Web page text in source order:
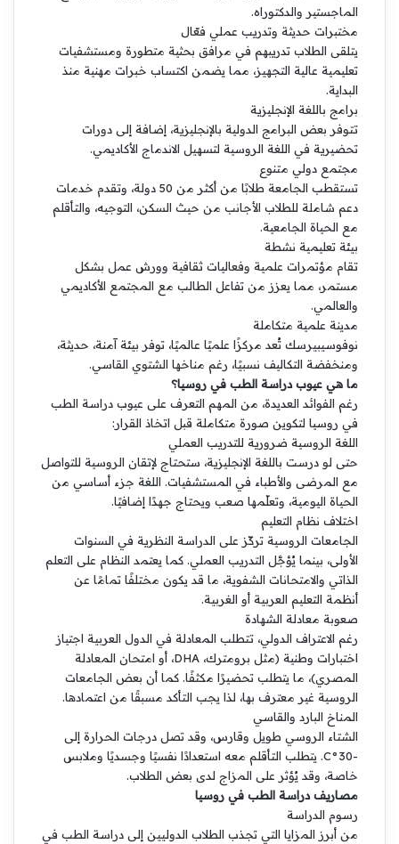
الماجستير والدكتوراه.
مختبرات حديثة وتدريب عملي فعّال
يتلقى الطلاب تدريبهم في مرافق بحثية متطورة ومستشفيات
تعليمية عالية التجهيز، مما يضمن اكتساب خبرات مهنية منذ
البداية.
برامج باللغة الإنجليزية
تتوفر بعض البرامج الدولية بالإنجليزية، إضافة إلى دورات
تحضيرية في اللغة الروسية لتسهيل الاندماج الأكاديمي.
مجتمع دولي متنوع
تستقطب الجامعة طلابًا من أكثر من 50 دولة، وتقدم خدمات
دعم شاملة للطلاب الأجانب من حيث السكن، التوجيه، والتأقلم
مع الحياة الجامعية.
بيئة تعليمية نشطة
تقام مؤتمرات علمية وفعاليات ثقافية وورش عمل بشكل
مستمر، مما يعزز من تفاعل الطالب مع المجتمع الأكاديمي
والعالمي.
مدينة علمية متكاملة
نوفوسيبيرسك تُعد مركزًا علميًا عالميًا، توفر بيئة آمنة، حديثة،
ومنخفضة التكاليف نسبيًا، رغم مناخها الشتوي القاسي.
ما هي عيوب دراسة الطب في روسيا؟
رغم الفوائد العديدة، من المهم التعرف على عيوب دراسة الطب
في روسيا لتكوين صورة متكاملة قبل اتخاذ القرار:
اللغة الروسية ضرورية للتدريب العملي
حتى لو درست باللغة الإنجليزية، ستحتاج لإتقان الروسية للتواصل
مع المرضى والأطباء في المستشفيات. اللغة جزء أساسي من
الحياة اليومية، وتعلّمها صعب ويحتاج جهدًا إضافيًا.
اختلاف نظام التعليم
الجامعات الروسية تركّز على الدراسة النظرية في السنوات
الأولى، بينما يُؤجَّل التدريب العملي. كما يعتمد النظام على التعلم
الذاتي والامتحانات الشفوية، ما قد يكون مختلفًا تمامًا عن
أنظمة التعليم العربية أو الغربية.
صعوبة معادلة الشهادة
رغم الاعتراف الدولي، تتطلب المعادلة في الدول العربية اجتياز
اختبارات وطنية (مثل برومترك، DHA، أو امتحان المعادلة
المصري)، ما يتطلب تحضيرًا مكثفًا. كما أن بعض الجامعات
الروسية غير معترف بها، لذا يجب التأكد مسبقًا من اعتمادها.
المناخ البارد والقاسي
الشتاء الروسي طويل وقارس، وقد تصل درجات الحرارة إلى
-30°C. يتطلب التأقلم معه استعدادًا نفسيًا وجسديًا وملابس
خاصة، وقد يُؤثر على المزاج لدى بعض الطلاب.
مصاريف دراسة الطب في روسيا
رسوم الدراسة
من أبرز المزايا التي تجذب الطلاب الدوليين إلى دراسة الطب في